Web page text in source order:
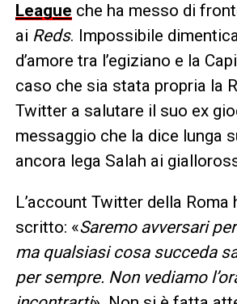
League che ha messo di
ai Reds. Impossibile
d’amore tra l’egiziano e la
caso che sia stata propria la
Twitter a salutare il suo ex
messaggio che la dice lunga
ancora lega Salah ai
L’account Twitter della Roma
scritto: «Saremo avversari
ma qualsiasi cosa succeda
per sempre. Non vediamo